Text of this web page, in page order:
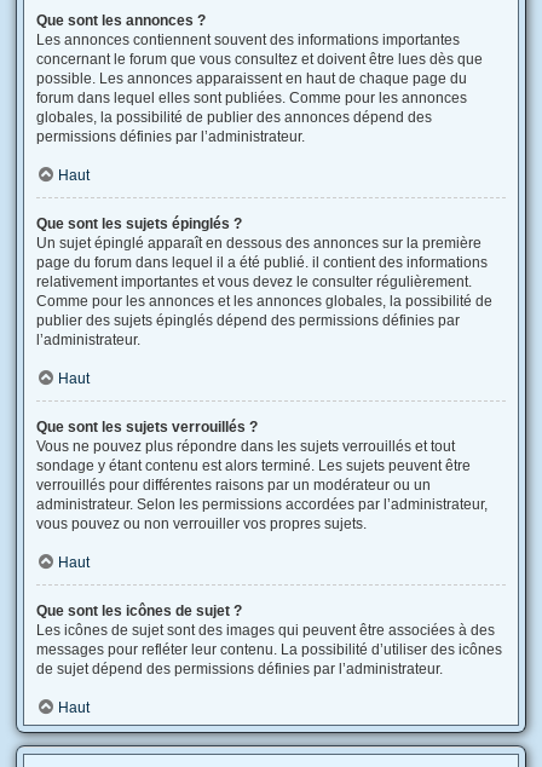
Que sont les annonces ?
Les annonces contiennent souvent des informations importantes
concernant le forum que vous consultez et doivent être lues dès que
possible. Les annonces apparaissent en haut de chaque page du
forum dans lequel elles sont publiées. Comme pour les annonces
globales, la possibilité de publier des annonces dépend des
permissions définies par l’administrateur.
Haut
Que sont les sujets épinglés ?
Un sujet épinglé apparaît en dessous des annonces sur la première
page du forum dans lequel il a été publié. il contient des informations
relativement importantes et vous devez le consulter régulièrement.
Comme pour les annonces et les annonces globales, la possibilité de
publier des sujets épinglés dépend des permissions définies par
l’administrateur.
Haut
Que sont les sujets verrouillés ?
Vous ne pouvez plus répondre dans les sujets verrouillés et tout
sondage y étant contenu est alors terminé. Les sujets peuvent être
verrouillés pour différentes raisons par un modérateur ou un
administrateur. Selon les permissions accordées par l’administrateur,
vous pouvez ou non verrouiller vos propres sujets.
Haut
Que sont les icônes de sujet ?
Les icônes de sujet sont des images qui peuvent être associées à des
messages pour refléter leur contenu. La possibilité d’utiliser des icônes
de sujet dépend des permissions définies par l’administrateur.
Haut